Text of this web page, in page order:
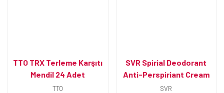
TTO TRX Terleme Karşıtı
Mendil 24 Adet
TTO
SVR Spirial Deodorant
Anti-Perspiriant Cream
50ml
SVR